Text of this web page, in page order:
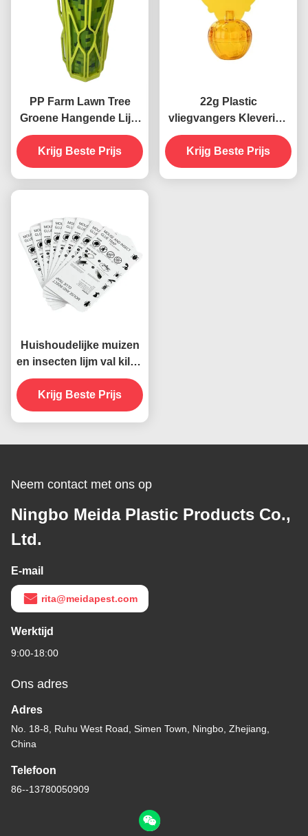
PP Farm Lawn Tree
Groene Hangende Lijm
Kleverige Vlieg Insecten
Termite Val Roller
Krijg Beste Prijs
22g Plastic
vliegvangers Kleverige
lijmvanger voor binnen
veilig en niet-giftig
plaagbestrijding
Krijg Beste Prijs
Huishoudelijke muizen
en insecten lijm val killer
vanger papier kleefkaart
voor termieten
Krijg Beste Prijs
Neem contact met ons op
Ningbo Meida Plastic Products Co.,
Ltd.
E-mail
rita@meidapest.com
Werktijd
9:00-18:00
Ons adres
Adres
No. 18-8, Ruhu West Road, Simen Town, Ningbo, Zhejiang,
China
Telefoon
86--13780050909